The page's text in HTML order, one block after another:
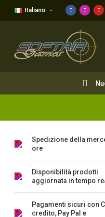
Italiano
Spedizione della
ore
Disponibilità prodotti
aggiornata in tempo
Pagamenti sicuri con
credito, Pay Pal e